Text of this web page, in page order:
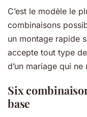
C’est le modèle le
combinaisons
un montage rapide
accepte tout type
d’un mariage qui ne
Six
base